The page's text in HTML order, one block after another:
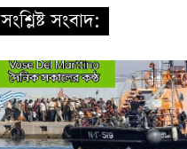
সংশ্লিষ্ট সংবাদ: